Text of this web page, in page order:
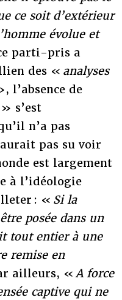
ce soit d’extérieur
évolue et
parti-pris a
des « analyses
l’absence de
s’est
n’a pas
pas su voir
est largement
à l’idéologie
: « Si la
posée dans un
tout entier à une
remise en
ailleurs, «A force
captive qui ne